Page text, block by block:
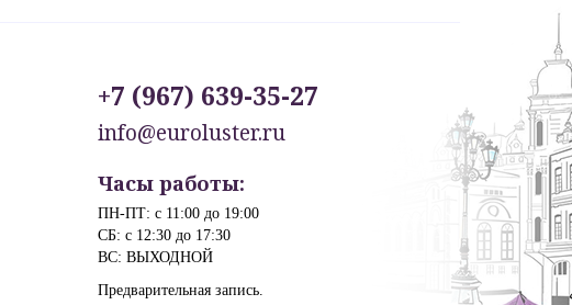
+7 (967) 639-35-27
info@euroluster.ru
Часы работы:
ПН-ПТ: с 11:00 до 19:00
СБ: с 12:30 до 17:30
ВС: ВЫХОДНОЙ
Предварительная запись.